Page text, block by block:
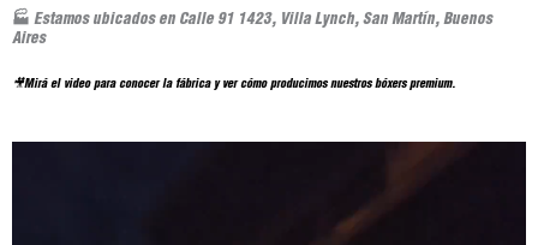
🏭 Estamos ubicados en Calle 91 1423, Villa Lynch, San Martín, Buenos
Aires
🎥Mirá el video para conocer la fábrica y ver cómo producimos nuestros bóxers premium.